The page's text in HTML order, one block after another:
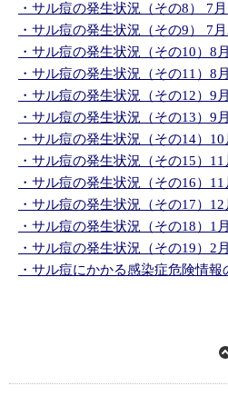
・サル痘の発生状況（その8） 7
・サル痘の発生状況（その9） 7月
・サル痘の発生状況（その10）8
・サル痘の発生状況（その11）8
・サル痘の発生状況（その12）9
・サル痘の発生状況（その13）9
・サル痘の発生状況（その14）10
・サル痘の発生状況（その15）11
・サル痘の発生状況（その16）11
・サル痘の発生状況（その17）12
・サル痘の発生状況（その18）1
・サル痘の発生状況（その19）2
・ サル痘にかかる感染症危険情報